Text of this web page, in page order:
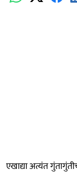
एखाद्या अत्यंत